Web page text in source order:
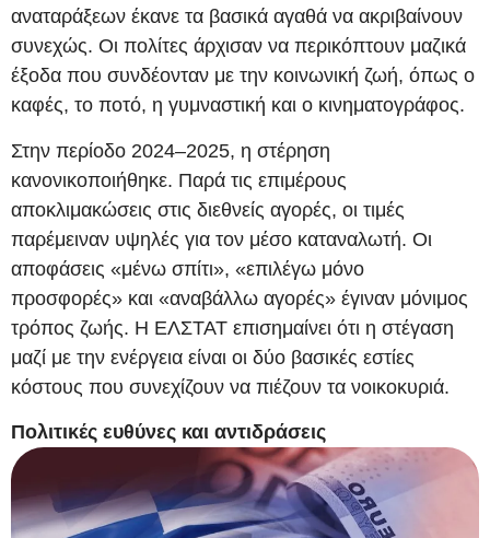
αναταράξεων έκανε τα βασικά αγαθά να ακριβαίνουν
συνεχώς. Οι πολίτες άρχισαν να περικόπτουν μαζικά
έξοδα που συνδέονταν με την κοινωνική ζωή, όπως ο
καφές, το ποτό, η γυμναστική και ο κινηματογράφος.
Στην περίοδο 2024–2025, η στέρηση
κανονικοποιήθηκε. Παρά τις επιμέρους
αποκλιμακώσεις στις διεθνείς αγορές, οι τιμές
παρέμειναν υψηλές για τον μέσο καταναλωτή. Οι
αποφάσεις «μένω σπίτι», «επιλέγω μόνο
προσφορές» και «αναβάλλω αγορές» έγιναν μόνιμος
τρόπος ζωής. Η ΕΛΣΤΑΤ επισημαίνει ότι η στέγαση
μαζί με την ενέργεια είναι οι δύο βασικές εστίες
κόστους που συνεχίζουν να πιέζουν τα νοικοκυριά.
Πολιτικές ευθύνες και αντιδράσεις